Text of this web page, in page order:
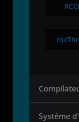
Système